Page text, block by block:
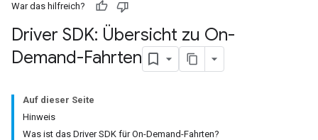
War das hilfreich?
Driver SDK: Übersicht zu On-
Demand-Fahrten
Auf dieser Seite
Hinweis
Was ist das Driver SDK für On-Demand-Fahrten?